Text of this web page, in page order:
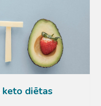
keto diētas